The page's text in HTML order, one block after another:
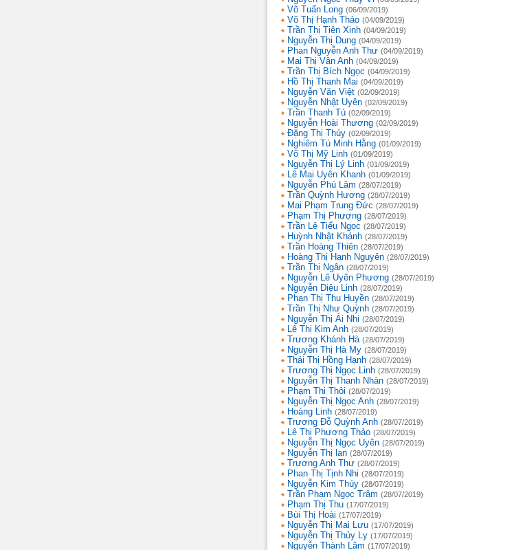
Võ Tuấn Long (06/09/2019)
Võ Thị Hạnh Thảo (04/09/2019)
Trần Thị Tiên Xinh (04/09/2019)
Nguyễn Thị Dung (04/09/2019)
Phan Nguyễn Anh Thư (04/09/2019)
Mai Thị Vân Anh (04/09/2019)
Trần Thị Bích Ngọc (04/09/2019)
Hồ Thị Thanh Mai (04/09/2019)
Nguyễn Văn Việt (02/09/2019)
Nguyễn Nhật Uyên (02/09/2019)
Trần Thanh Tú (02/09/2019)
Nguyễn Hoài Thương (02/09/2019)
Đặng Thị Thúy (02/09/2019)
Nghiêm Tú Minh Hằng (01/09/2019)
Võ Thị Mỹ Linh (01/09/2019)
Nguyễn Thị Lý Linh (01/09/2019)
Lê Mai Uyên Khanh (01/09/2019)
Nguyễn Phú Lâm (28/07/2019)
Trần Quỳnh Hương (28/07/2019)
Mai Phạm Trung Đức (28/07/2019)
Phạm Thị Phượng (28/07/2019)
Trần Lê Tiểu Ngọc (28/07/2019)
Huỳnh Nhật Khánh (28/07/2019)
Trần Hoàng Thiên (28/07/2019)
Hoàng Thị Hạnh Nguyên (28/07/2019)
Trần Thị Ngân (28/07/2019)
Nguyễn Lê Uyên Phương (28/07/2019)
Nguyễn Diệu Linh (28/07/2019)
Phan Thị Thu Huyền (28/07/2019)
Trần Thị Như Quỳnh (28/07/2019)
Nguyễn Thị Ái Nhi (28/07/2019)
Lê Thị Kim Anh (28/07/2019)
Trương Khánh Hà (28/07/2019)
Nguyễn Thị Hà My (28/07/2019)
Thái Thị Hồng Hạnh (28/07/2019)
Trương Thị Ngọc Linh (28/07/2019)
Nguyễn Thị Thanh Nhàn (28/07/2019)
Phạm Thi Thôi (28/07/2019)
Nguyễn Thị Ngọc Anh (28/07/2019)
Hoàng Linh (28/07/2019)
Trương Đỗ Quỳnh Anh (28/07/2019)
Lê Thị Phương Thảo (28/07/2019)
Nguyễn Thị Ngọc Uyên (28/07/2019)
Nguyễn Thị lan (28/07/2019)
Trương Anh Thư (28/07/2019)
Phan Thị Tịnh Nhi (28/07/2019)
Nguyễn Kim Thúy (28/07/2019)
Trần Phạm Ngọc Trâm (28/07/2019)
Phạm Thị Thu (17/07/2019)
Bùi Thị Hoài (17/07/2019)
Nguyễn Thị Mai Lưu (17/07/2019)
Nguyễn Thị Thủy Ly (17/07/2019)
Nguyễn Thành Lâm (17/07/2019)